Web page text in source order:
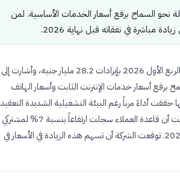
نحو السماح برفع أسعار الخدمات الأساسية. لمن
مباشرة في نفقاته قبل نهاية 2026.
أعلنت الشركة المصرية للاتصالات نتائج أعمالها عن الربع الأول 2026 بإيرادات 28.2 مليار جنيه، وأشارت إلى
برفع أسعار خدمات الإنترنت الثابت وأسعار الهاتف
الشركة إنها حققت أداءً مرناً رغم البيئة التشغيلية الشديدة التعقيد
الناتجة عن التوترات الجيوسياسية الإقليمية. وأضافت أن قاعدة العملاء سجلت ارتفاعاً بنسبة 7% لمشتركي
الهاتف المحمول و8% للإنترنت الثابت على سنة 2025. توقعت الشركة أن تسهم هذه الزيادة في الأسعار في